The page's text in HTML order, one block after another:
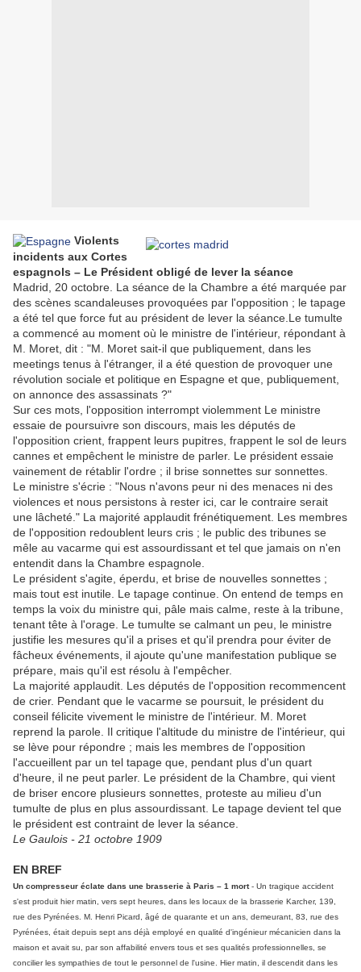
Violents
incidents aux Cortes
espagnols – Le Président obligé de lever la séance
Madrid, 20 octobre. La séance de la Chambre a été marquée par
des scènes scandaleuses provoquées par l'opposition ; le tapage
a été tel que force fut au président de lever la séance.Le tumulte
a commencé au moment où le ministre de l'intérieur, répondant à
M. Moret, dit : "M. Moret sait-il que publiquement, dans les
meetings tenus à l'étranger, il a été question de provoquer une
révolution sociale et politique en Espagne et que, publiquement,
on annonce des assassinats ?"
Sur ces mots, l'opposition interrompt violemment Le ministre
essaie de poursuivre son discours, mais les députés de
l'opposition crient, frappent leurs pupitres, frappent le sol de leurs
cannes et empêchent le ministre de parler. Le président essaie
vainement de rétablir l'ordre ; il brise sonnettes sur sonnettes.
Le ministre s'écrie : "Nous n'avons peur ni des menaces ni des
violences et nous persistons à rester ici, car le contraire serait
une lâcheté." La majorité applaudit frénétiquement. Les membres
de l'opposition redoublent leurs cris ; le public des tribunes se
mêle au vacarme qui est assourdissant et tel que jamais on n'en
entendit dans la Chambre espagnole.
Le président s'agite, éperdu, et brise de nouvelles sonnettes ;
mais tout est inutile. Le tapage continue. On entend de temps en
temps la voix du ministre qui, pâle mais calme, reste à la tribune,
tenant tête à l'orage. Le tumulte se calmant un peu, le ministre
justifie les mesures qu'il a prises et qu'il prendra pour éviter de
fâcheux événements, il ajoute qu'une manifestation publique se
prépare, mais qu'il est résolu à l'empêcher.
La majorité applaudit. Les députés de l'opposition recommencent
de crier. Pendant que le vacarme se poursuit, le président du
conseil félicite vivement le ministre de l'intérieur. M. Moret
reprend la parole. Il critique l'altitude du ministre de l'intérieur, qui
se lève pour répondre ; mais les membres de l'opposition
l'accueillent par un tel tapage que, pendant plus d'un quart
d'heure, il ne peut parler. Le président de la Chambre, qui vient
de briser encore plusieurs sonnettes, proteste au milieu d'un
tumulte de plus en plus assourdissant. Le tapage devient tel que
le président est contraint de lever la séance.
Le Gaulois - 21 octobre 1909
EN BREF
Un compresseur éclate dans une brasserie à Paris – 1 mort- Un tragique accident
s'est produit hier matin, vers sept heures, dans les locaux de la brasserie Karcher, 139,
rue des Pyrénées. M. Henri Picard, âgé de quarante et un ans, demeurant, 83, rue des
Pyrénées, était depuis sept ans déjà employé en qualité d'ingénieur mécanicien dans la
maison et avait su, par son affabilité envers tous et ses qualités professionnelles, se
concilier les sympathies de tout le personnel de l'usine. Hier matin, il descendit dans les